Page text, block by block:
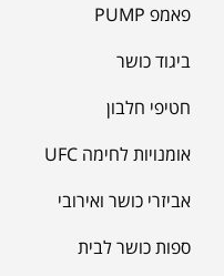
פאמפ PUMP
ביגוד כושר
חטיפי חלבון
אומנויות לחימה UFC
אביזרי כושר ואירובי
ספות כושר לבית